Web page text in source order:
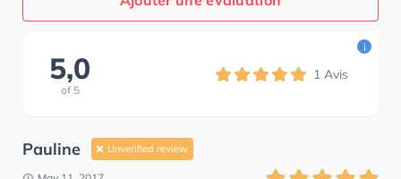
5,0
of 5
1 Avis
i
Pauline Unverified review